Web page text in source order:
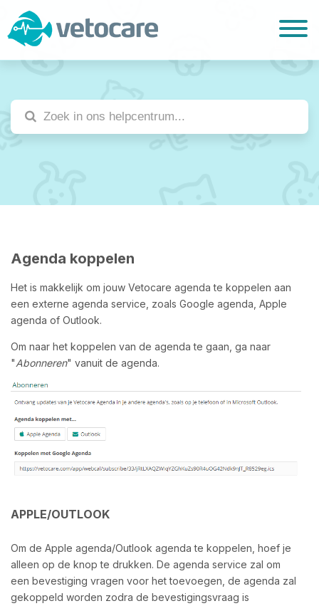
Agenda koppelen
Het is makkelijk om jouw Vetocare agenda te koppelen aan
een externe agenda service, zoals Google agenda, Apple
agenda of Outlook.
Om naar het koppelen van de agenda te gaan, ga naar
"Abonneren" vanuit de agenda.
APPLE/OUTLOOK
Om de Apple agenda/Outlook agenda te koppelen, hoef je
alleen op de knop te drukken. De agenda service zal om
een bevestiging vragen voor het toevoegen, de agenda zal
gekoppeld worden zodra de bevestigingsvraag is